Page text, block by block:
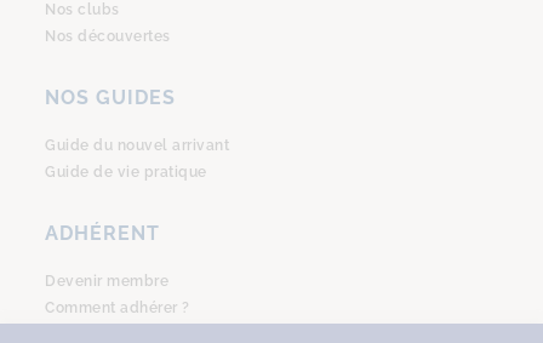
Nos clubs
Nos découvertes
NOS GUIDES
Guide du nouvel arrivant
Guide de vie pratique
ADHÉRENT
Devenir membre
Comment adhérer ?